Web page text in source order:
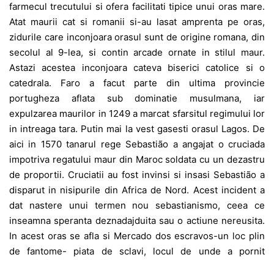
farmecul trecutului si ofera facilitati tipice unui oras mare.
Atat maurii cat si romanii si-au lasat amprenta pe oras,
zidurile care inconjoara orasul sunt de origine romana, din
secolul al 9-lea, si contin arcade ornate in stilul maur.
Astazi acestea inconjoara cateva biserici catolice si o
catedrala. Faro a facut parte din ultima provincie
portugheza aflata sub dominatie musulmana, iar
expulzarea maurilor in 1249 a marcat sfarsitul regimului lor
in intreaga tara. Putin mai la vest gasesti orasul Lagos. De
aici in 1570 tanarul rege Sebastião a angajat o cruciada
impotriva regatului maur din Maroc soldata cu un dezastru
de proportii. Cruciatii au fost invinsi si insasi Sebastião a
disparut in nisipurile din Africa de Nord. Acest incident a
dat nastere unui termen nou sebastianismo, ceea ce
inseamna speranta deznadajduita sau o actiune nereusita.
In acest oras se afla si Mercado dos escravos-un loc plin
de fantome- piata de sclavi, locul de unde a pornit